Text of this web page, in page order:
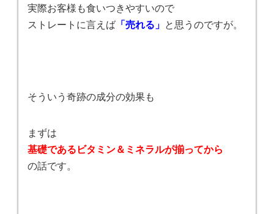
実際お客様も食いつきやすいので
ストレートに言えば 「売れる」 と思うのですが。
そういう奇跡の成分の効果も
まずは
基礎であるビタミン＆ミネラルが揃ってから
の話です。